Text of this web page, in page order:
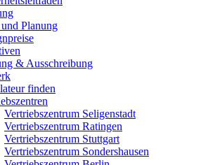
Planung
& Ausschreibung
finden
Vertriebszentrum Seligenstadt
Vertriebszentrum Ratingen
Vertriebszentrum Stuttgart
Vertriebszentrum Sondershausen